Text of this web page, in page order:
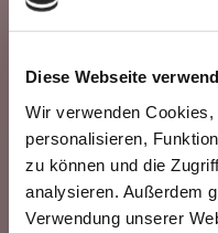
Diese Webseite
Wir verwenden
personalisieren,
zu können und die
analysieren. Außerdem
Verwendung unserer